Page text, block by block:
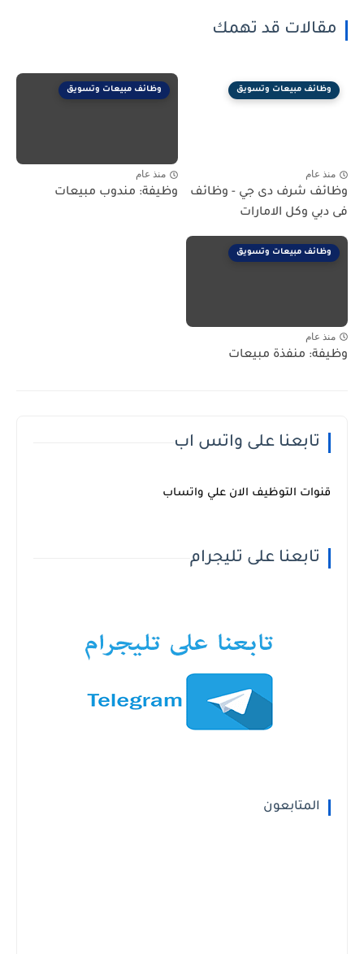
مقالات قد تهمك
وظائف مبيعات وتسويق
منذ عام
وظائف شرف دى جي - وظائف
فى دبي وكل الامارات
وظائف مبيعات وتسويق
منذ عام
وظيفة: مندوب مبيعات
وظائف مبيعات وتسويق
منذ عام
وظيفة: منفذة مبيعات
تابعنا على واتس اب
قنوات التوظيف الان علي واتساب
تابعنا على تليجرام
المتابعون